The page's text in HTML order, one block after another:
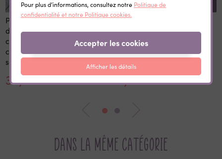
Panneau 1er et dernier jour
d'école personnalisé 20x28
cm en bois réutilisable avec
craie prénom rentrée
scolaire
30,00 €
REMISE SUR LA QUANTITÉ
Etiquettes vêtement
personnalisées
thermocollantes Little Wild
0,35 €
Dans la même catégorie
Pour plus d’informations, consultez notre Politique de
confidentialité et notre Politique cookies.
Accepter les cookies
Afficher les détails